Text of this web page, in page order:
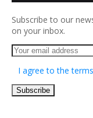
Subscribe to our
on your inbox.
I agree to the